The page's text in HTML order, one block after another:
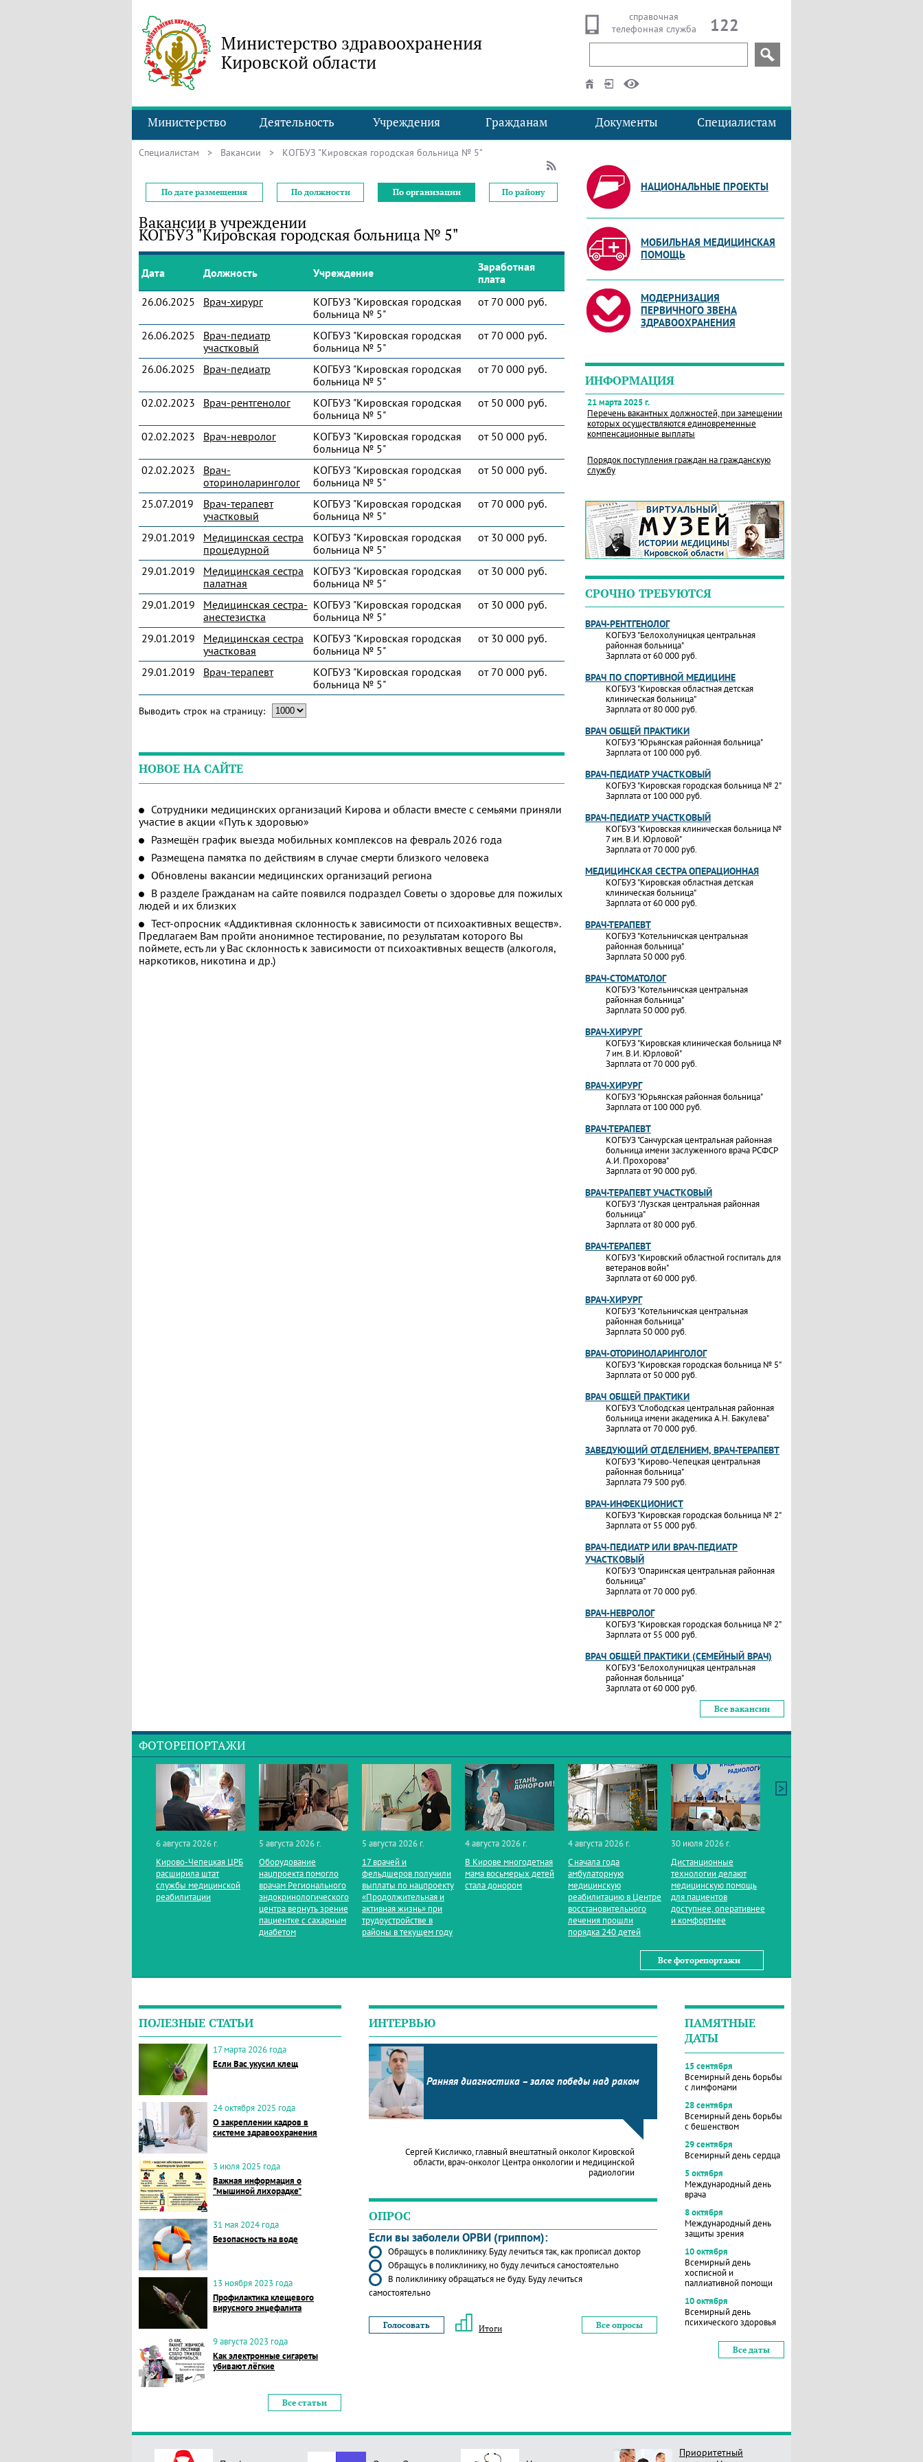
Министерство здравоохранения
Кировской области
справочная
телефонная служба
122
Министерство Деятельность Учреждения Гражданам Документы Специалистам
Специалистам > Вакансии > КОГБУЗ "Кировская городская больница № 5"
По дате размещения По должности По организации По району
Вакансии в учреждении
КОГБУЗ "Кировская городская больница № 5"
Дата Должность Учреждение
Заработная
плата
26.06.2025
Врач-хирург
КОГБУЗ "Кировская городская
больница № 5"
от 70 000 руб.
26.06.2025
Врач-педиатр
участковый
КОГБУЗ "Кировская городская
больница № 5"
от 70 000 руб.
26.06.2025 Врач-педиатр
КОГБУЗ "Кировская городская
больница № 5"
от 70 000 руб.
02.02.2023 Врач-рентгенолог
КОГБУЗ "Кировская городская
больница № 5"
от 50 000 руб.
02.02.2023 Врач-невролог
КОГБУЗ "Кировская городская
больница № 5"
от 50 000 руб.
02.02.2023
Врач-
оториноларинголог
КОГБУЗ "Кировская городская
больница № 5"
от 50 000 руб.
25.07.2019
Врач-терапевт
участковый
КОГБУЗ "Кировская городская
больница № 5"
от 70 000 руб.
29.01.2019
Медицинская сестра
процедурной
КОГБУЗ "Кировская городская
больница № 5"
от 30 000 руб.
29.01.2019
Медицинская сестра
палатная
КОГБУЗ "Кировская городская
больница № 5"
от 30 000 руб.
29.01.2019
Медицинская сестра-
анестезистка
КОГБУЗ "Кировская городская
больница № 5"
от 30 000 руб.
29.01.2019
Медицинская сестра
участковая
КОГБУЗ "Кировская городская
больница № 5"
от 30 000 руб.
29.01.2019 Врач-терапевт
КОГБУЗ "Кировская городская
больница № 5"
от 70 000 руб.
Выводить строк на страницу:
НОВОЕ НА САЙТЕ
Сотрудники медицинских организаций Кирова и области вместе с семьями приняли
участие в акции «Путь к здоровью»
Размещён график выезда мобильных комплексов на февраль 2026 года
Размещена памятка по действиям в случае смерти близкого человека
Обновлены вакансии медицинских организаций региона
В разделе Гражданам на сайте появился подраздел Советы о здоровье для пожилых
людей и их близких
Тест-опросник «Аддиктивная склонность к зависимости от психоактивных веществ».
Предлагаем Вам пройти анонимное тестирование, по результатам которого Вы
поймете, есть ли у Вас склонность к зависимости от психоактивных веществ (алкоголя,
наркотиков, никотина и др.)
НАЦИОНАЛЬНЫЕ ПРОЕКТЫ
МОБИЛЬНАЯ МЕДИЦИНСКАЯ
ПОМОЩЬ
МОДЕРНИЗАЦИЯ
ПЕРВИЧНОГО ЗВЕНА
ЗДРАВООХРАНЕНИЯ
ИНФОРМАЦИЯ
21 марта 2025 г.
Перечень вакантных должностей, при замещении
которых осуществляются единовременные
компенсационные выплаты
Порядок поступления граждан на гражданскую
службу
СРОЧНО ТРЕБУЮТСЯ
ВРАЧ-РЕНТГЕНОЛОГ
КОГБУЗ "Белохолуницкая центральная
районная больница"
Зарплата от 60 000 руб.
ВРАЧ ПО СПОРТИВНОЙ МЕДИЦИНЕ
КОГБУЗ "Кировская областная детская
клиническая больница"
Зарплата от 80 000 руб.
ВРАЧ ОБЩЕЙ ПРАКТИКИ
КОГБУЗ "Юрьянская районная больница"
Зарплата от 100 000 руб.
ВРАЧ-ПЕДИАТР УЧАСТКОВЫЙ
КОГБУЗ "Кировская городская больница № 2"
Зарплата от 100 000 руб.
ВРАЧ-ПЕДИАТР УЧАСТКОВЫЙ
КОГБУЗ "Кировская клиническая больница №
7 им. В.И. Юрловой"
Зарплата от 70 000 руб.
МЕДИЦИНСКАЯ СЕСТРА ОПЕРАЦИОННАЯ
КОГБУЗ "Кировская областная детская
клиническая больница"
Зарплата от 60 000 руб.
ВРАЧ-ТЕРАПЕВТ
КОГБУЗ "Котельничская центральная
районная больница"
Зарплата 50 000 руб.
ВРАЧ-СТОМАТОЛОГ
КОГБУЗ "Котельничская центральная
районная больница"
Зарплата 50 000 руб.
ВРАЧ-ХИРУРГ
КОГБУЗ "Кировская клиническая больница №
7 им. В.И. Юрловой"
Зарплата от 70 000 руб.
ВРАЧ-ХИРУРГ
КОГБУЗ "Юрьянская районная больница"
Зарплата от 100 000 руб.
ВРАЧ-ТЕРАПЕВТ
КОГБУЗ "Санчурская центральная районная
больница имени заслуженного врача РСФСР
А.И. Прохорова"
Зарплата от 90 000 руб.
ВРАЧ-ТЕРАПЕВТ УЧАСТКОВЫЙ
КОГБУЗ "Лузская центральная районная
больница"
Зарплата от 80 000 руб.
ВРАЧ-ТЕРАПЕВТ
КОГБУЗ "Кировский областной госпиталь для
ветеранов войн"
Зарплата от 60 000 руб.
ВРАЧ-ХИРУРГ
КОГБУЗ "Котельничская центральная
районная больница"
Зарплата 50 000 руб.
ВРАЧ-ОТОРИНОЛАРИНГОЛОГ
КОГБУЗ "Кировская городская больница № 5"
Зарплата от 50 000 руб.
ВРАЧ ОБЩЕЙ ПРАКТИКИ
КОГБУЗ "Слободская центральная районная
больница имени академика А.Н. Бакулева"
Зарплата от 70 000 руб.
ЗАВЕДУЮЩИЙ ОТДЕЛЕНИЕМ, ВРАЧ-ТЕРАПЕВТ
КОГБУЗ "Кирово-Чепецкая центральная
районная больница"
Зарплата 79 500 руб.
ВРАЧ-ИНФЕКЦИОНИСТ
КОГБУЗ "Кировская городская больница № 2"
Зарплата от 55 000 руб.
ВРАЧ-ПЕДИАТР ИЛИ ВРАЧ-ПЕДИАТР
УЧАСТКОВЫЙ
КОГБУЗ "Опаринская центральная районная
больница"
Зарплата от 70 000 руб.
ВРАЧ-НЕВРОЛОГ
КОГБУЗ "Кировская городская больница № 2"
Зарплата от 55 000 руб.
ВРАЧ ОБЩЕЙ ПРАКТИКИ (СЕМЕЙНЫЙ ВРАЧ)
КОГБУЗ "Белохолуницкая центральная
районная больница"
Зарплата от 60 000 руб.
Все вакансии
ФОТОРЕПОРТАЖИ
6 августа 2026 г.
Кирово‑Чепецкая ЦРБ
расширила штат
службы медицинской
реабилитации
5 августа 2026 г.
Оборудование
нацпроекта помогло
врачам Регионального
эндокринологического
центра вернуть зрение
пациентке с сахарным
диабетом
5 августа 2026 г.
17 врачей и
фельдшеров получили
выплаты по нацпроекту
«Продолжительная и
активная жизнь» при
трудоустройстве в
районы в текущем году
4 августа 2026 г.
В Кирове многодетная
мама восьмерых детей
стала донором
4 августа 2026 г.
С начала года
амбулаторную
медицинскую
реабилитацию в Центре
восстановительного
лечения прошли
порядка 240 детей
30 июля 2026 г.
Дистанционные
технологии делают
медицинскую помощь
для пациентов
доступнее, оперативнее
и комфортнее
Все фоторепортажи
ПОЛЕЗНЫЕ СТАТЬИ
17 марта 2026 года
Если Вас укусил клещ
24 октября 2025 года
О закреплении кадров в
системе здравоохранения
3 июля 2025 года
Важная информация о
"мышиной лихорадке"
31 мая 2024 года
Безопасность на воде
13 ноября 2023 года
Профилактика клещевого
вирусного энцефалита
9 августа 2023 года
Как электронные сигареты
убивают лёгкие
Все статьи
ИНТЕРВЬЮ
Ранняя диагностика – залог победы над раком
Сергей Кисличко, главный внештатный онколог Кировской
области, врач-онколог Центра онкологии и медицинской
радиологии
ОПРОС
Если вы заболели ОРВИ (гриппом):
Обращусь в поликлинику. Буду лечиться так, как прописал доктор
Обращусь в поликлинику, но буду лечиться самостоятельно
В поликлинику обращаться не буду. Буду лечиться
самостоятельно
Итоги Все опросы
ПАМЯТНЫЕ
ДАТЫ
15 сентября
Всемирный день борьбы
с лимфомами
28 сентября
Всемирный день борьбы
с бешенством
29 сентября
Всемирный день сердца
5 октября
Международный день
врача
8 октября
Международный день
защиты зрения
10 октября
Всемирный день
хосписной и
паллиативной помощи
10 октября
Всемирный день
психического здоровья
Все даты
Приоритетный